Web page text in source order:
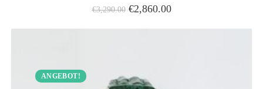
€3,290.00 €2,860.00
ANGEBOT!